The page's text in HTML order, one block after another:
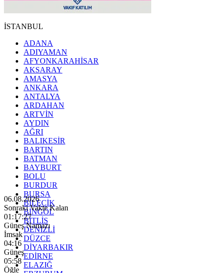
İSTANBUL
ADANA
ADIYAMAN
AFYONKARAHİSAR
AKSARAY
AMASYA
ANKARA
ANTALYA
ARDAHAN
ARTVİN
AYDIN
AĞRI
BALIKESİR
BARTIN
BATMAN
BAYBURT
BOLU
BURDUR
BURSA
BİLECİK
BİNGÖL
BİTLİS
DENİZLİ
DÜZCE
DİYARBAKIR
EDİRNE
ELAZIĞ
06.08.2026
Sonraki Vakte Kalan
01:17:25
Güneş Namazı
İmsak
04:16
Güneş
05:58
Öğle